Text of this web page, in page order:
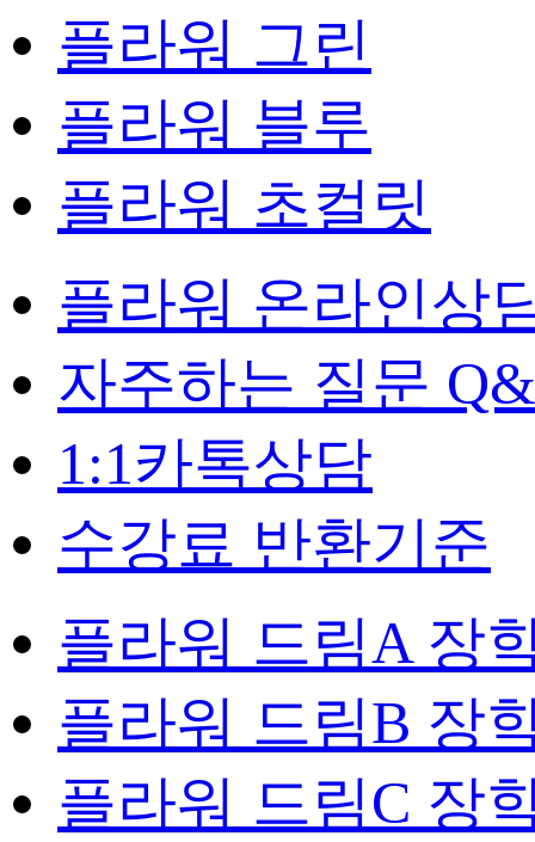
플라워 그린
플라워 블루
플라워 초컬릿
플라워 온라인상
자주하는 질문
1:1카톡상담
수강료 반환기준
플라워 드림A 장
플라워 드림B 장
플라워 드림C 장